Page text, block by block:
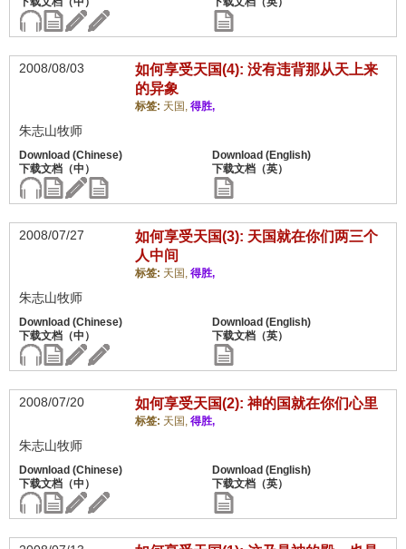
2008/08/03
如何享受天国(4): 没有违背那从天上来
的异象
标签: 天国, 得胜,
朱志山牧师
2008/07/27
如何享受天国(3): 天国就在你们两三个
人中间
标签: 天国, 得胜,
朱志山牧师
2008/07/20 如何享受天国(2): 神的国就在你们心里
标签: 天国, 得胜,
朱志山牧师